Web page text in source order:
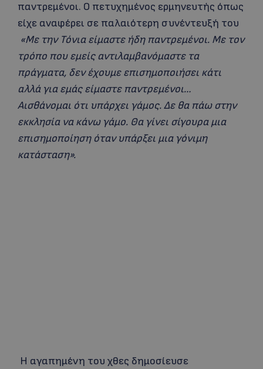
παντρεμένοι. Ο πετυχημένος ερμηνευτής όπως
είχε αναφέρει σε παλαιότερη συνέντευξή του
«Με την Τόνια είμαστε ήδη παντρεμένοι. Με τον
τρόπο που εμείς αντιλαμβανόμαστε τα
πράγματα, δεν έχουμε επισημοποιήσει κάτι
αλλά για εμάς είμαστε παντρεμένοι…
Αισθάνομαι ότι υπάρχει γάμος. Δε θα πάω στην
εκκλησία να κάνω γάμο. Θα γίνει σίγουρα μια
επισημοποίηση όταν υπάρξει μια γόνιμη
κατάσταση».
Η αγαπημένη του χθες δημοσίευσε